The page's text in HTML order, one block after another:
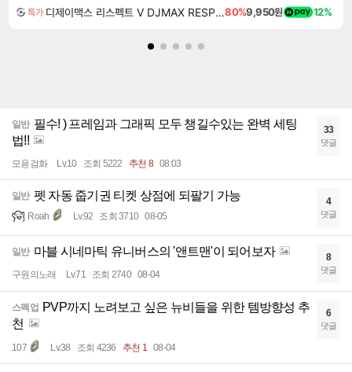
특가 디제이맥스 리스펙트 V DJMAX RESPECT V80%9,950원 12%
일반 필수! ) 프레임과 그래픽 모두 챙길수있는 완벽 세팅
법!!
모용검화 Lv.10 조회 5222 추천 8 08:03
33
댓글
일반 펫 자동 줍기권 티켓 상점에 되팔기 가능
Roah Lv.92 조회 3710 08-05
4
댓글
일반 마블 시네마틱 유니버스의 '앤트맨'이 되어보자
구원의노래 Lv.71 조회 2740 08-04
8
댓글
스펙업
PVP까지 노려보고 싶은 뉴비들을 위한 템방향성 추
천
107 Lv.38 조회 4236 추천 1 08-04
6
댓글